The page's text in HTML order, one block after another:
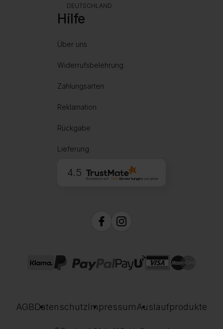
DEUTSCHLAND
Hilfe
Über uns
Widerrufsbelehrung
Zahlungsarten
Reklamation
Rückgabe
Lieferung
4.5
Basierend auf 1999Bewertungen von jeher
AGBDatenschutzImpressumAuslaufprodukte